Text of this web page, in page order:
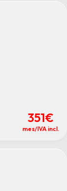
351€
mes/IVA incl.